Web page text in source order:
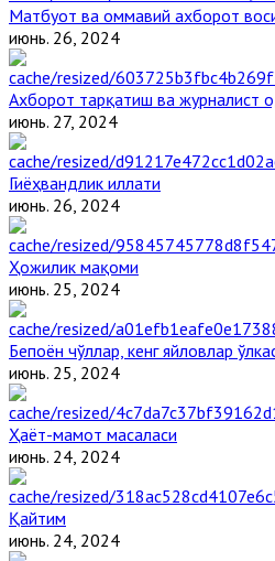
Матбуот ва оммавий ахборот
июнь. 26, 2024
Ахборот тарқатиш ва журналист
июнь. 27, 2024
Гиёҳвандлик иллати
июнь. 26, 2024
Ҳожилик мақоми
июнь. 25, 2024
Бепоён чўллар, кенг яйловлар
июнь. 25, 2024
Ҳаёт-мамот масаласи
июнь. 24, 2024
Қайтим
июнь. 24, 2024